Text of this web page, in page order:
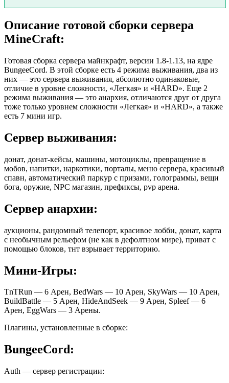
Описание готовой сборки сервера
MineCraft:
Готовая сборка сервера майнкрафт, версии 1.8-1.13, на ядре
BungeeCord. В этой сборке есть 4 режима выживания, два из
них — это сервера выживания, абсолютно одинаковые,
отличие в уровне сложности, «Легкая» и «HARD». Еще 2
режима выживания — это анархия, отличаются друг от друга
тоже только уровнем сложности «Легкая» и «HARD», а также
есть 7 мини игр.
Сервер выживания:
донат, донат-кейсы, машины, мотоциклы, превращение в
мобов, напитки, наркотики, порталы, меню сервера, красивый
спавн, автоматический паркур с призами, голограммы, вещи
бога, оружие, NPC магазин, префиксы, pvp арена.
Сервер анархии:
аукционы, рандомный телепорт, красивое лобби, донат, карта
с необычным рельефом (не как в дефолтном мире), приват с
помощью блоков, тнт взрывает территорию.
Мини-Игры:
TnTRun — 6 Арен, BedWars — 10 Арен, SkyWars — 10 Арен,
BuildBattle — 5 Арен, HideAndSeek — 9 Арен, Spleef — 6
Арен, EggWars — 3 Арены.
Плагины, установленные в сборке:
BungeeCord:
Auth — сервер регистрации: